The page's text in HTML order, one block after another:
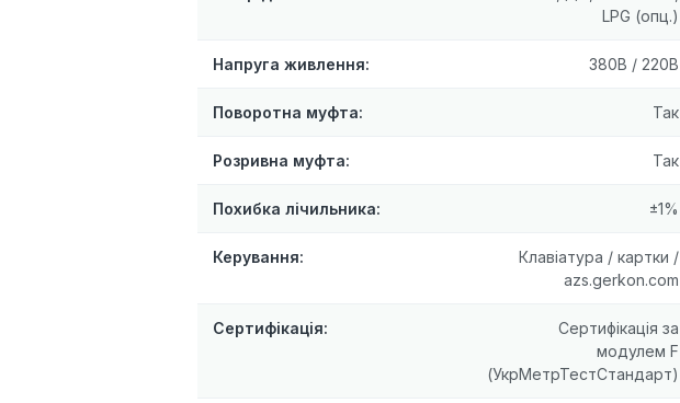
LPG (опц.)
Напруга живлення: 380В / 220В
Поворотна муфта: Так
Розривна муфта: Так
Похибка лічильника: ±1%
Керування:
Клавіатура / картки /
azs.gerkon.com
Сертифікація:
Сертифікація за
модулем F
(УкрМетрТестСтандарт)